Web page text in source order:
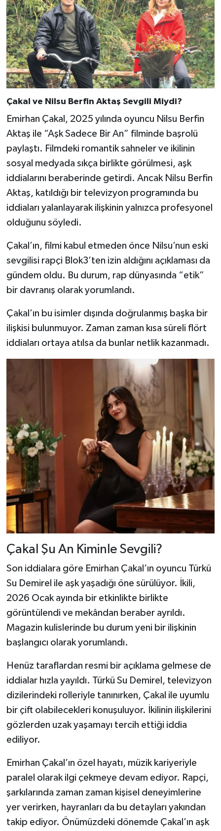
Çakal ve Nilsu Berfin Aktaş Sevgili Miydi?
Emirhan Çakal, 2025 yılında oyuncu Nilsu Berfin
Aktaş ile “Aşk Sadece Bir An” filminde başrolü
paylaştı. Filmdeki romantik sahneler ve ikilinin
sosyal medyada sıkça birlikte görülmesi, aşk
iddialarını beraberinde getirdi. Ancak Nilsu Berfin
Aktaş, katıldığı bir televizyon programında bu
iddiaları yalanlayarak ilişkinin yalnızca profesyonel
olduğunu söyledi.
Çakal’ın, filmi kabul etmeden önce Nilsu’nun eski
sevgilisi rapçi Blok3’ten izin aldığını açıklaması da
gündem oldu. Bu durum, rap dünyasında “etik”
bir davranış olarak yorumlandı.
Çakal’ın bu isimler dışında doğrulanmış başka bir
ilişkisi bulunmuyor. Zaman zaman kısa süreli flört
iddiaları ortaya atılsa da bunlar netlik kazanmadı.
Çakal Şu An Kiminle Sevgili?
Son iddialara göre Emirhan Çakal’ın oyuncu Türkü
Su Demirel ile aşk yaşadığı öne sürülüyor. İkili,
2026 Ocak ayında bir etkinlikte birlikte
görüntülendi ve mekândan beraber ayrıldı.
Magazin kulislerinde bu durum yeni bir ilişkinin
başlangıcı olarak yorumlandı.
Henüz taraflardan resmi bir açıklama gelmese de
iddialar hızla yayıldı. Türkü Su Demirel, televizyon
dizilerindeki rolleriyle tanınırken, Çakal ile uyumlu
bir çift olabilecekleri konuşuluyor. İkilinin ilişkilerini
gözlerden uzak yaşamayı tercih ettiği iddia
ediliyor.
Emirhan Çakal’ın özel hayatı, müzik kariyeriyle
paralel olarak ilgi çekmeye devam ediyor. Rapçi,
şarkılarında zaman zaman kişisel deneyimlerine
yer verirken, hayranları da bu detayları yakından
takip ediyor. Önümüzdeki dönemde Çakal’ın aşk